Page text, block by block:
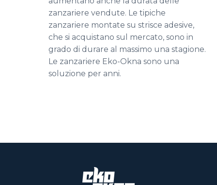
zanzariere vendute. Le tipiche
zanzariere montate su strisce adesive,
che si acquistano sul mercato, sono in
grado di durare al massimo una stagione.
Le zanzariere Eko-Okna sono una
soluzione per anni.